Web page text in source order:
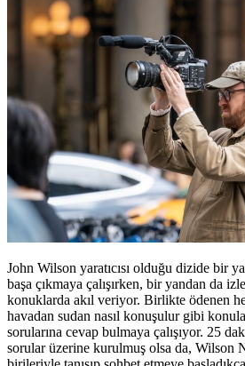
John Wilson yaratıcısı olduğu dizide bir
başa çıkmaya çalışırken, bir yandan da
konuklarda akıl veriyor. Birlikte ödenen
havadan sudan nasıl konuşulur gibi
sorularına cevap bulmaya çalışıyor. 25
sorular üzerine kurulmuş olsa da, Wilson